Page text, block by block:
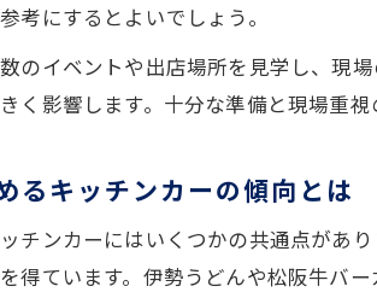
考にするとよいでしょう。
のイベントや出店場所を見学し、現
く影響します。十分な準備と現場重
るキッチンカーの傾向とは
チンカーにはいくつかの共通点があ
得ています。伊勢うどんや松阪牛バ